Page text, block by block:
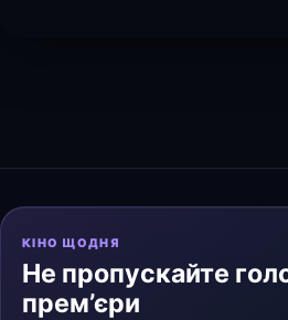
КІНО ЩОДНЯ
Не пропускайте
прем’єри